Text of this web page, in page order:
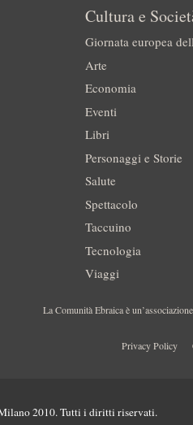
Cultura e
Giornata europea
Arte
Economia
Eventi
Libri
Personaggi e Storie
Salute
Spettacolo
Taccuino
Tecnologia
Viaggi
La Comunità Ebraica è
Privacy Policy
2010. Tutti i diritti riservati.